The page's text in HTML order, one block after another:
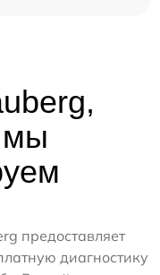
мы
предоставляет
диагностику